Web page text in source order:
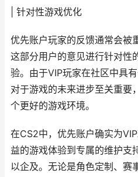
| 针对性游戏优化
优先账户玩家的反馈通常会被
这部分用户的意见进行针对性
验。由于VIP玩家在社区中具
对于游戏的未来进步至关重要
个更好的游戏环境。
在CS2中，优先账户确实为
益的游戏体验到专属的维护支
以企及。无论是角色定制、赛